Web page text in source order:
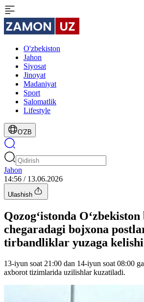
O'zbekiston
Jahon
Siyosat
Jinoyat
Madaniyat
Sport
Salomatlik
Lifestyle
O'ZB
Jahon
14:56 / 13.06.2026
Ulashish
Qozog‘istonda
chegaradagi bojxona
tirbandliklar yuzaga
13-iyun soat 21:00 dan 14-iyun soat 08:00
axborot tizimlarida uzilishlar kuzatiladi.